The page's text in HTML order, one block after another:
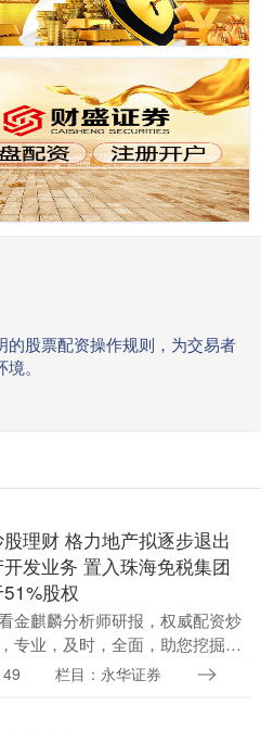
的股票配资操作规则，为交易者
。
理财 格力地产拟逐步退出
开发业务 置入珠海免税集团
股权
金麒麟分析师研报，权威配资炒
专业，及时，全面，助您挖掘潜
会！ * **正规资质：**选择持有合
栏目：永华证券